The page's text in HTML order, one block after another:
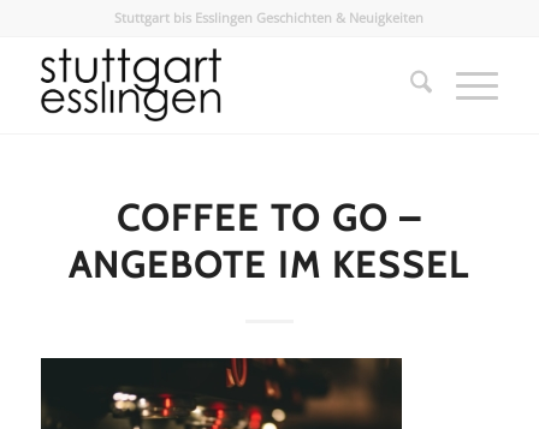
Stuttgart bis Esslingen Geschichten & Neuigkeiten
COFFEE TO GO –
ANGEBOTE IM KESSEL